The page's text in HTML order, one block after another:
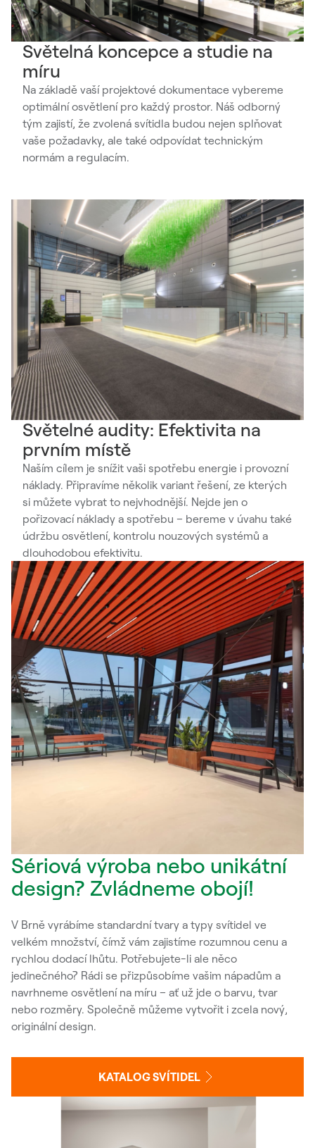
Světelná koncepce a studie na
míru
Na základě vaší projektové dokumentace vybereme
optimální osvětlení pro každý prostor. Náš odborný
tým zajistí, že zvolená svítidla budou nejen splňovat
vaše požadavky, ale také odpovídat technickým
normám a regulacím.
Světelné audity: Efektivita na
prvním místě
Naším cílem je snížit vaši spotřebu energie i provozní
náklady. Připravíme několik variant řešení, ze kterých
si můžete vybrat to nejvhodnější. Nejde jen o
pořizovací náklady a spotřebu – bereme v úvahu také
údržbu osvětlení, kontrolu nouzových systémů a
dlouhodobou efektivitu.
Sériová výroba nebo unikátní
design? Zvládneme obojí!
V Brně vyrábíme standardní tvary a typy svítidel ve
velkém množství, čímž vám zajistíme rozumnou cenu a
rychlou dodací lhůtu. Potřebujete-li ale něco
jedinečného? Rádi se přizpůsobíme vašim nápadům a
navrhneme osvětlení na míru – ať už jde o barvu, tvar
nebo rozměry. Společně můžeme vytvořit i zcela nový,
originální design.
KATALOG SVÍTIDEL